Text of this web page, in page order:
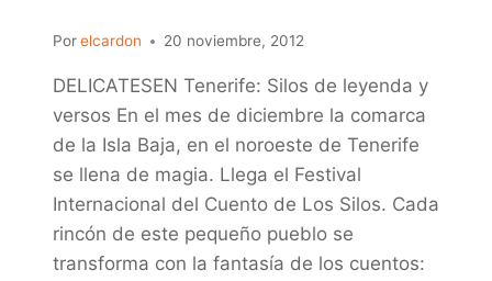
Porelcardon 20 noviembre, 2012
DELICATESEN Tenerife: Silos de leyenda y
versos En el mes de diciembre la comarca
de la Isla Baja, en el noroeste de Tenerife
se llena de magia. Llega el Festival
Internacional del Cuento de Los Silos. Cada
rincón de este pequeño pueblo se
transforma con la fantasía de los cuentos: